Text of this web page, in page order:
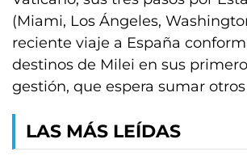
(Miami, Los Ángeles,
reciente viaje a España
destinos de Milei en sus
gestión, que espera sumar otros
LAS MÁS LEÍDAS